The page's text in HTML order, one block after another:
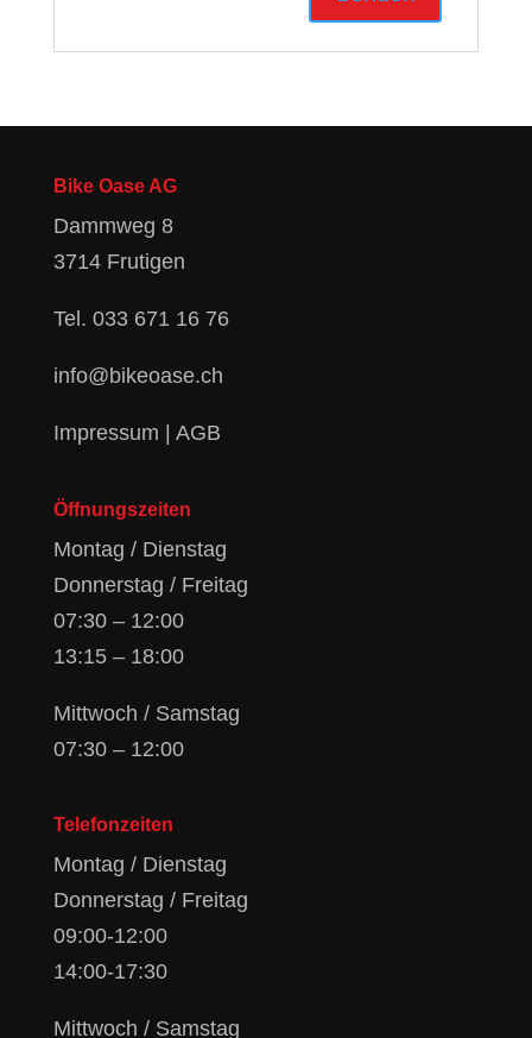
Bike Oase AG
Dammweg 8
3714 Frutigen
Tel. 033 671 16 76
info@bikeoase.ch
Impressum AGB
Öffnungszeiten
Montag / Dienstag
Donnerstag / Freitag
07:30 – 12:00
13:15 – 18:00
Mittwoch / Samstag
07:30 – 12:00
Telefonzeiten
Montag / Dienstag
Donnerstag / Freitag
09:00-12:00
14:00-17:30
Mittwoch / Samstag